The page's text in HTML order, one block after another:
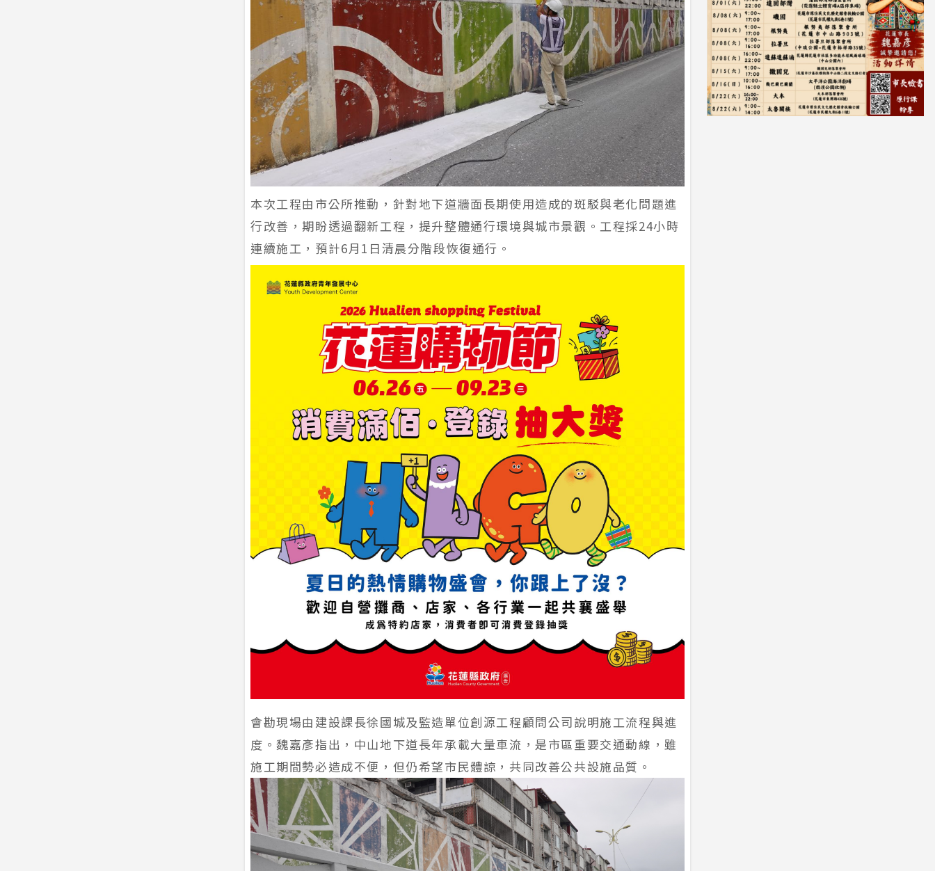
本次工程由市公所推動，針對地下道牆面長期使用造成的斑駁與老化問題進
行改善，期盼透過翻新工程，提升整體通行環境與城市景觀。工程採24小時
連續施工，預計6月1日清晨分階段恢復通行。
會勘現場由建設課長徐國城及監造單位創源工程顧問公司說明施工流程與進
度。魏嘉彥指出，中山地下道長年承載大量車流，是市區重要交通動線，雖
施工期間勢必造成不便，但仍希望市民體諒，共同改善公共設施品質。